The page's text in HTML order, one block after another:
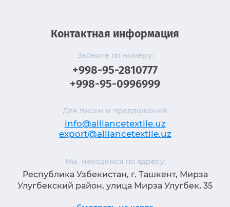
Контактная информация
Звоните по номеру:
+998-95-2810777
+998-95-0996999
Для писем и предложений
info@alliancetextile.uz
export@alliancetextile.uz
Мы находимся по адресу:
Республика Узбекистан, г. Ташкент, Мирза
Улугбекский район, улица Мирза Улугбек, 35